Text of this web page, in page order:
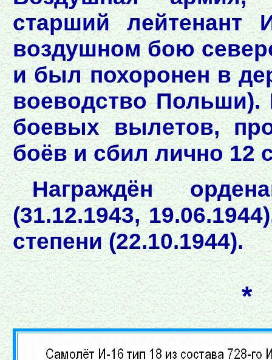
старший
воздушном бою
и был похоронен в
воеводство Польши).
боевых вылетов,
боёв и сбил лично 12
Награждён
(31.12.1943,
степени (22.10.1944).